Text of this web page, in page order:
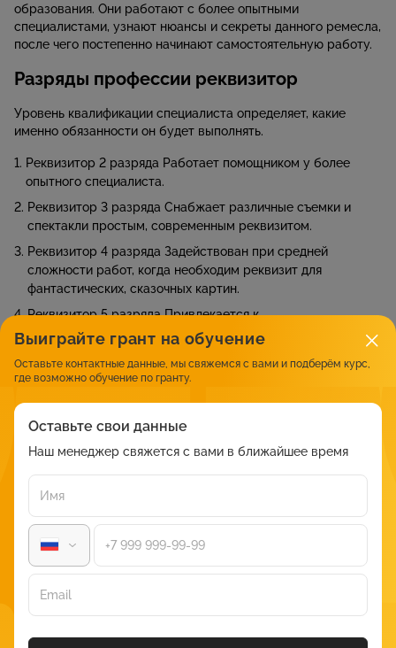
образования. Они работают с более опытными
специалистами, узнают нюансы и секреты данного ремесла,
после чего постепенно начинают самостоятельную работу.
Разряды профессии реквизитор
Уровень квалификации специалиста определяет, какие
именно обязанности он будет выполнять.
Реквизитор 2 разряда Работает помощником у более
опытного специалиста.
Реквизитор 3 разряда Снабжает различные съемки и
спектакли простым, современным реквизитом.
Реквизитор 4 разряда Задействован при средней
сложности работ, когда необходим реквизит для
фантастических, сказочных картин.
Реквизитор 5 разряда Привлекается к
крупномасштабным съемкам.
Реквизитор 6 разряда Должен уметь работать в любой
тематике и масштабах. Кроме того, ему чаще всего
Личностные качества профессии
реквизитор
Необходимыми качествами для работы в качестве
реставратора можно считать следующее:
эрудированность;
ответственность;
внимательность к деталям;
наблюдательность;
Выиграйте грант на обучение
Оставьте контактные данные, мы свяжемся с вами и подберём курс,
где возможно обучение по гранту.
Оставьте свои данные
Наш менеджер свяжется с вами в ближайшее время